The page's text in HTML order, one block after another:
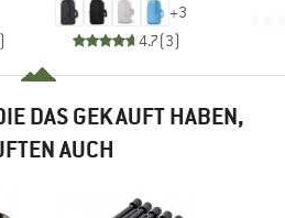
)
+3
4.7(3)
DAS GEKAUFT HABEN,
AUCH